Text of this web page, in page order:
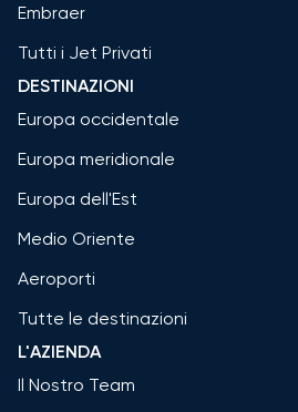
Embraer
Tutti i Jet Privati
DESTINAZIONI
Europa occidentale
Europa meridionale
Europa dell'Est
Medio Oriente
Aeroporti
Tutte le destinazioni
L'AZIENDA
Il Nostro Team